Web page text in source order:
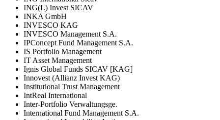
ING(L) Invest SICAV
INKA GmbH
INVESCO KAG
INVESCO Management S.A.
IPConcept Fund Management S.A.
IS Portfolio Management
IT Asset Management
Ignis Global Funds SICAV [KAG]
Innovest (Allianz Invest KAG)
Institutional Trust Management
IntReal International
Inter-Portfolio Verwaltungsge.
International Fund Management S.A.